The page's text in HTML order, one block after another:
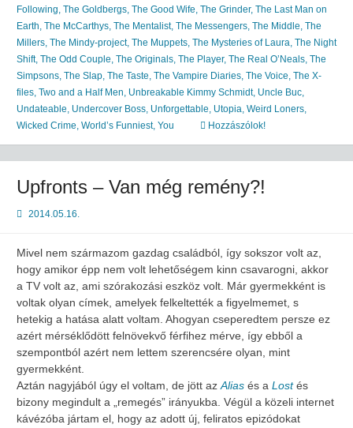
Following, The Goldbergs, The Good Wife, The Grinder, The Last Man on
Earth, The McCarthys, The Mentalist, The Messengers, The Middle, The
Millers, The Mindy-project, The Muppets, The Mysteries of Laura, The Night
Shift, The Odd Couple, The Originals, The Player, The Real O’Neals, The
Simpsons, The Slap, The Taste, The Vampire Diaries, The Voice, The X-
files, Two and a Half Men, Unbreakable Kimmy Schmidt, Uncle Buc,
Undateable, Undercover Boss, Unforgettable, Utopia, Weird Loners,
Wicked Crime, World’s Funniest, You Hozzászólok!
Upfronts – Van még remény?!
2014.05.16.
Mivel nem származom gazdag családból, így sokszor volt az,
hogy amikor épp nem volt lehetőségem kinn csavarogni, akkor
a TV volt az, ami szórakozási eszköz volt. Már gyermekként is
voltak olyan címek, amelyek felkeltették a figyelmemet, s
hetekig a hatása alatt voltam. Ahogyan cseperedtem persze ez
azért mérséklődött felnövekvő férfihez mérve, így ebből a
szempontból azért nem lettem szerencsére olyan, mint
gyermekként.
Aztán nagyjából úgy el voltam, de jött azAlias és a Lost és
bizony megindult a „remegés” irányukba. Végül a közeli internet
kávézóba jártam el, hogy az adott új, feliratos epizódokat